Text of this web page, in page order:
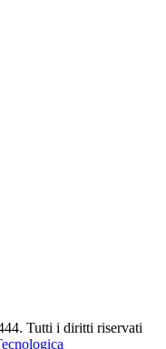
Tutti i diritti riservati